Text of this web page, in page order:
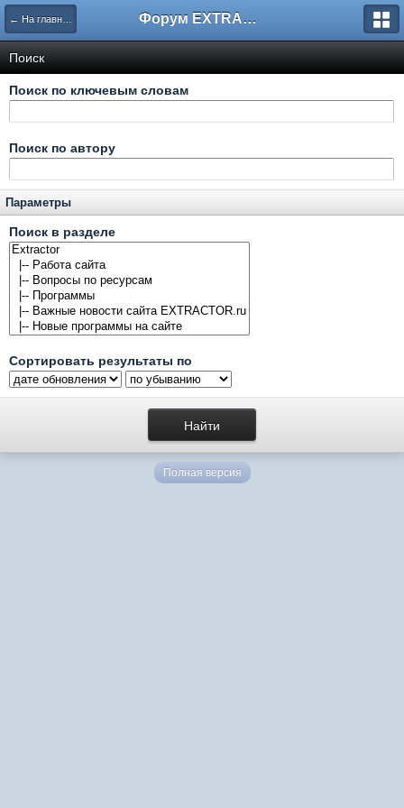
← На главную Форум EXTRACTOR.ru
Поиск
Поиск по ключевым словам
Поиск по автору
Параметры
Поиск в разделе
Сортировать результаты по
Полная версия